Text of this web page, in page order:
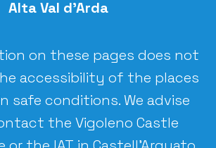
Alta Val d’Arda
on these pages does not
accessibility of the places
safe conditions. We advise
the Vigoleno Castle